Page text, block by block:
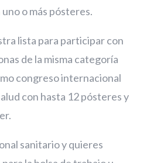
o más pósteres.
lista para participar con
de la misma categoría
congreso internacional
con hasta 12 pósteres y
sanitario y quieres